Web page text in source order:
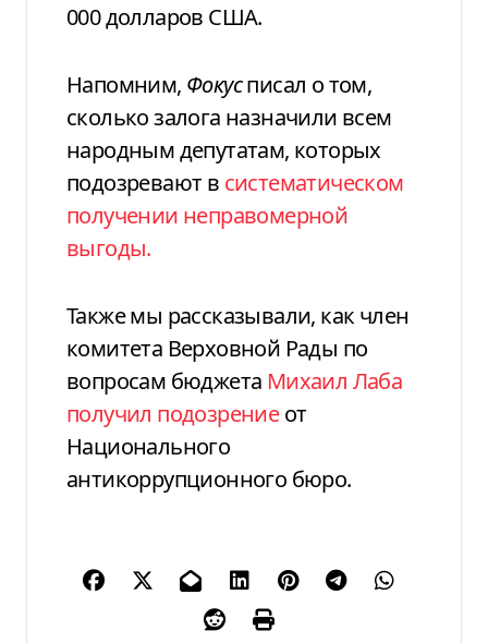
000 долларов США.
Напомним, Фокусписал о том,
сколько залога назначили всем
народным депутатам, которых
подозревают в систематическом
получении неправомерной
выгоды.
Также мы рассказывали, как член
комитета Верховной Рады по
вопросам бюджета Михаил Лаба
получил подозрениеот
Национального
антикоррупционного бюро.